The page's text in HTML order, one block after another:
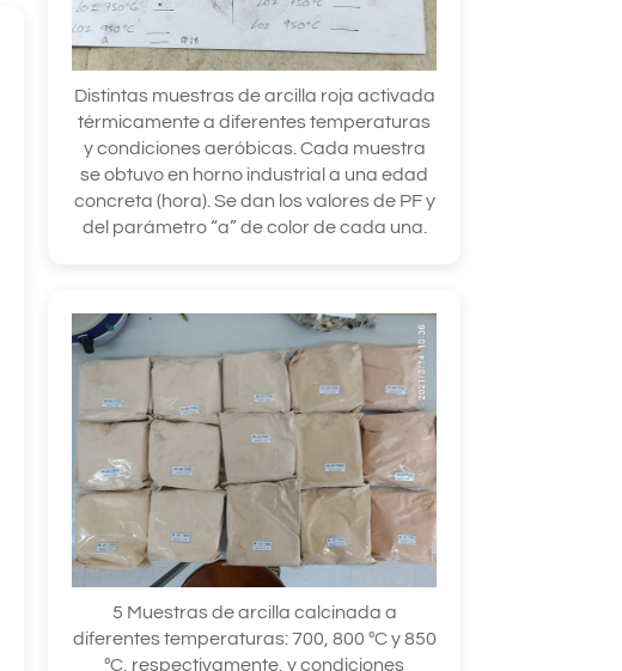
Distintas muestras de arcilla roja activada
térmicamente a diferentes temperaturas
y condiciones aeróbicas. Cada muestra
se obtuvo en horno industrial a una edad
concreta (hora). Se dan los valores de PF y
del parámetro “a” de color de cada una.
5 Muestras de arcilla calcinada a
diferentes temperaturas: 700, 800 ºC y 850
ºC, respectivamente, y condiciones